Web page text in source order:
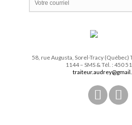
58, rue Augusta, Sorel-Tracy (Québec)
1144 – SMS & Tél. : 450